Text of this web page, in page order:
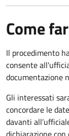
Come
Il procedimento
consente
documentazione
Gli interessati
concordare le
davanti